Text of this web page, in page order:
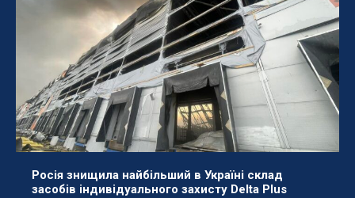
Росія знищила найбільший в Україні склад
засобів індивідуального захисту Delta Plus